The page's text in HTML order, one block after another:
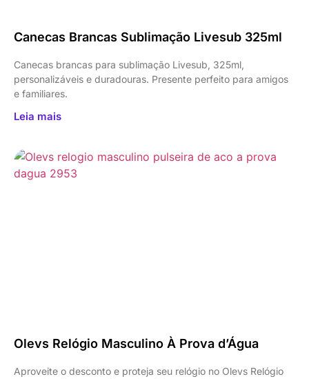
Canecas Brancas Sublimação Livesub 325ml
Canecas brancas para sublimação Livesub, 325ml,
personalizáveis e duradouras. Presente perfeito para amigos
e familiares.
Leia mais
Olevs Relógio Masculino À Prova d’Água
Aproveite o desconto e proteja seu relógio no Olevs Relógio